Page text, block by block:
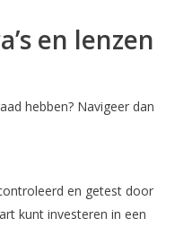
en lenzen
hebben? Navigeer dan
en getest door
kunt investeren in een